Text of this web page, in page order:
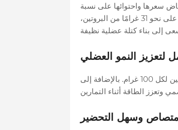
سعرها واحتوائها على نسبة
عالية من البروتين وقليلة الدهون. تحتوي كل 100 غرام من صدور الدجاج المشوية على نحو 31 غرامًا من البروتين،
لتعزيز النمو العضلي
الفول من الأغذية الغنية بالبروتين النباتي، حيث يحتوي على 15 غرامًا من البروتين لكل 100 غرام. بالإضافة إلى
وسهل التحضير